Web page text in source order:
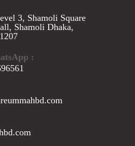
3, Shamoli Square
Shamoli Dhaka,
: